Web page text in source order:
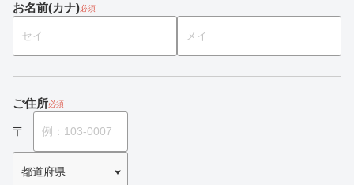
お名前(カナ)必須
ご住所必須